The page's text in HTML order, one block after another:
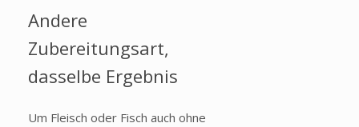
Andere
Zubereitungsart,
dasselbe Ergebnis
Um Fleisch oder Fisch auch ohne